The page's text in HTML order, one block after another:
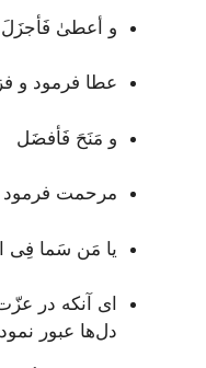
و أعطىٰ فَأجزَلَ
عطا فرمود و
و مَنَحَ فَأفضَل
مرحمت فرمود
يا مَن سَما فِى
ای آنکه در
دل‌ها عبور نمود